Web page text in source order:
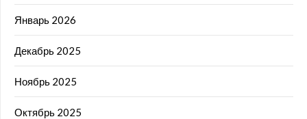
Январь 2026
Декабрь 2025
Ноябрь 2025
Октябрь 2025